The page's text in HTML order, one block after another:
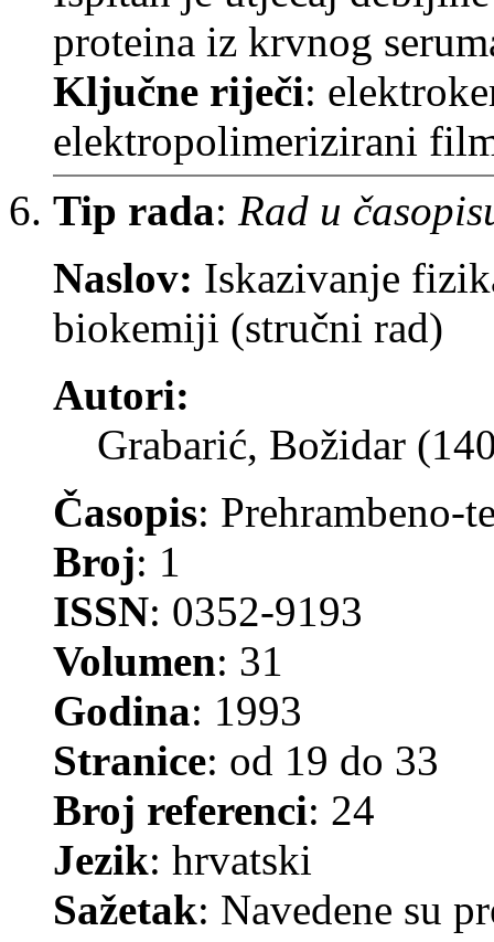
proteina iz krvnog
Ključne riječi:
elektropolimerizirani
Tip rada: Rad u
Naslov: Iskazivanje
biokemiji (stručni rad)
Autori:
Grabarić, Božidar
Časopis: Prehrambeno-
Broj: 1
ISSN: 0352-9193
Volumen: 31
Godina: 1993
Stranice: od 19 do 33
Broj referenci: 24
Jezik: hrvatski
Sažetak: Navedene su